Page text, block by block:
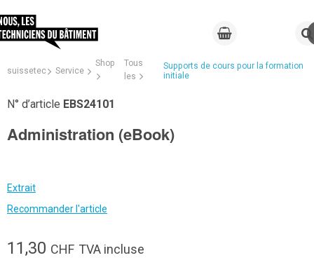
suissetec Service
Shop
Tous
les
Supports de cours pour la formation
initiale
N° d’article EBS24101
Administration (eBook)
Extrait
Recommander l'article
11,30 CHF TVA incluse